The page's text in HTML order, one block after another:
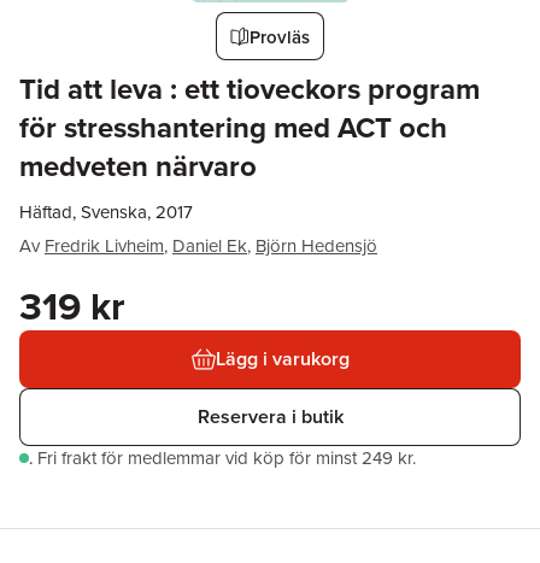
Provläs
Tid att leva : ett tioveckors program
för stresshantering med ACT och
medveten närvaro
Häftad, Svenska, 2017
Av Fredrik Livheim, Daniel Ek, Björn Hedensjö
319 kr
Lägg i varukorg
Reservera i butik
. Fri frakt för medlemmar vid köp för minst 249 kr.